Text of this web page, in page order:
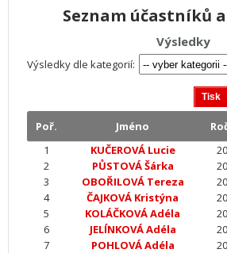
Seznam účastníků
Výsledky
Výsledky dle kategorií:
Poř. Jméno
1
KUČEROVÁ Lucie
2
PŮSTOVÁ Šárka
3
OBOŘILOVÁ Tereza
4
ČAJKOVÁ Kristýna
5
KOLÁČKOVÁ Adéla
6
JELÍNKOVÁ Adéla
7
POHLOVÁ Adéla